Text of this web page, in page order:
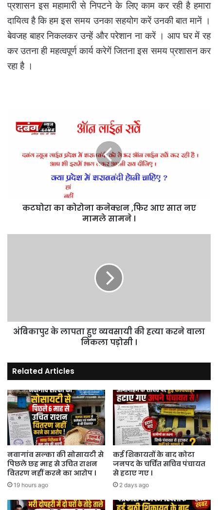
प्रशासन इस महामारी से निपटने के लिए काम कर रही है हमारा
दायित्व है कि हम इस समय उनका सहयोग करें उनकी बात मानें ।
बेवजह बाहर निकलकर उन्हें और परेशान ना करें । आप घर में रह
कर उतना ही महत्वपूर्ण कार्य करेगें जितना इस समय प्रशासन कर
रहा है ।
कटघोरा का कोरोना कनेक्शन ,फिर आए सात नए
मामले सामने ।
वाला
निकला
अंबिकापुर के लापता हुए व्यवसायी की हत्या करने वाला
निकला पड़ोसी ।
Related Articles
नवागांव सल्का की सोसायटी से
पिछले छह माह से उचित राशन
वितरण नहीं करने का आरोप ।
19 hours ago
कई शिकायतों के बाद कोटा
जनपद के चर्चित सचिव पंचायत
से हटाए गए ।
2 days ago